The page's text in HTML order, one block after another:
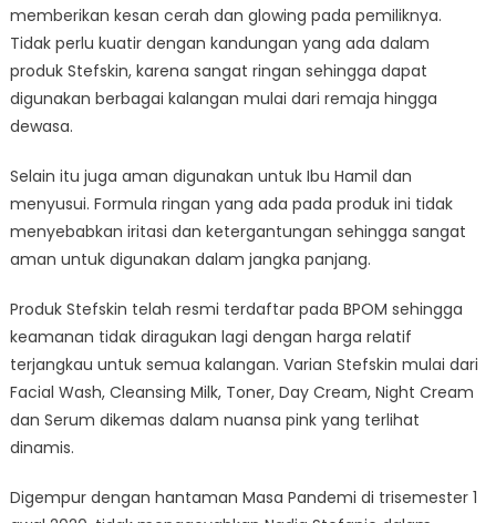
memberikan kesan cerah dan glowing pada pemiliknya.
Tidak perlu kuatir dengan kandungan yang ada dalam
produk Stefskin, karena sangat ringan sehingga dapat
digunakan berbagai kalangan mulai dari remaja hingga
dewasa.
Selain itu juga aman digunakan untuk Ibu Hamil dan
menyusui. Formula ringan yang ada pada produk ini tidak
menyebabkan iritasi dan ketergantungan sehingga sangat
aman untuk digunakan dalam jangka panjang.
Produk Stefskin telah resmi terdaftar pada BPOM sehingga
keamanan tidak diragukan lagi dengan harga relatif
terjangkau untuk semua kalangan. Varian Stefskin mulai dari
Facial Wash, Cleansing Milk, Toner, Day Cream, Night Cream
dan Serum dikemas dalam nuansa pink yang terlihat
dinamis.
Digempur dengan hantaman Masa Pandemi di trisemester 1